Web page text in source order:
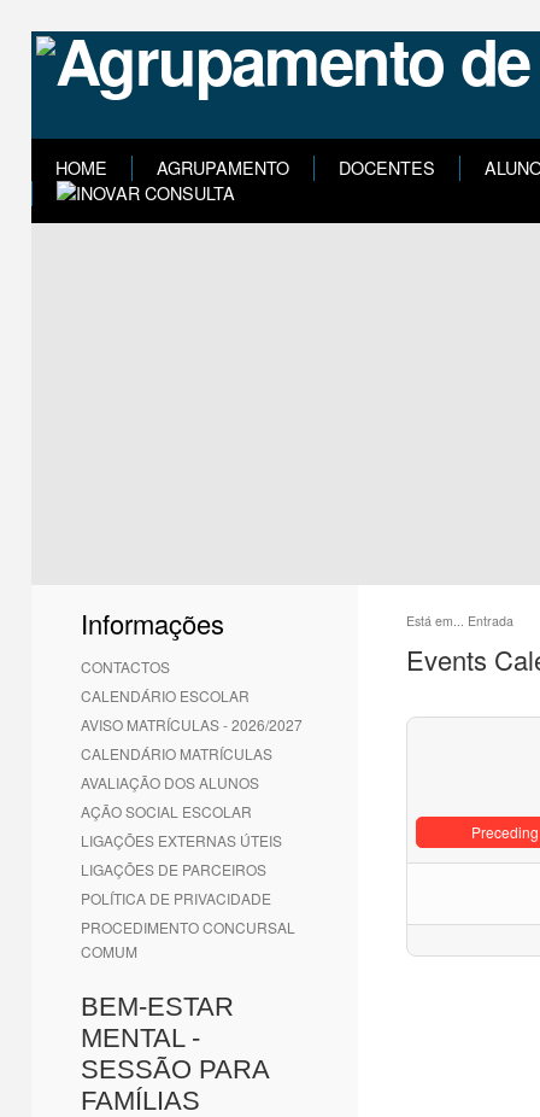
HOME AGRUPAMENTO DOCENTES
Informações
CONTACTOS
CALENDÁRIO ESCOLAR
AVISO MATRÍCULAS - 2026/2027
CALENDÁRIO MATRÍCULAS
AVALIAÇÃO DOS ALUNOS
AÇÃO SOCIAL ESCOLAR
LIGAÇÕES EXTERNAS ÚTEIS
LIGAÇÕES DE PARCEIROS
POLÍTICA DE PRIVACIDADE
PROCEDIMENTO CONCURSAL
COMUM
BEM-ESTAR
MENTAL -
SESSÃO PARA
FAMÍLIAS
Está em... Entrada
Events